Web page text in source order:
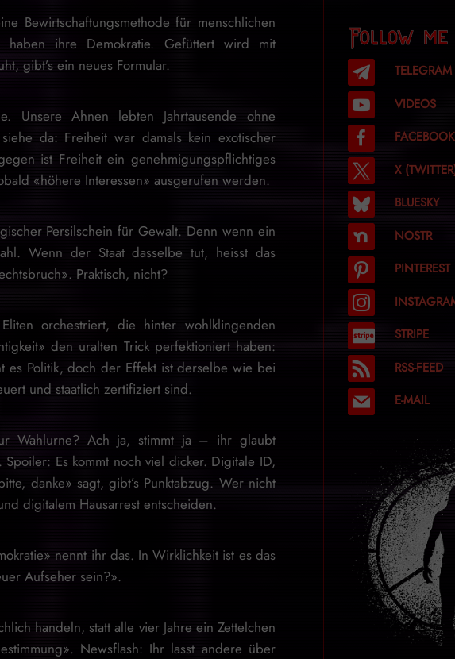
Bewirtschaftungsmethode für menschlichen
ihre Demokratie. Gefüttert wird mit
gibt’s ein neues Formular.
Unsere Ahnen lebten Jahrtausende ohne
da: Freiheit war damals kein exotischer
ist Freiheit ein genehmigungspflichtiges
«höhere Interessen» ausgerufen werden.
Persilschein für Gewalt. Denn wenn ein
Wenn der Staat dasselbe tut, heisst das
Praktisch, nicht?
orchestriert, die hinter wohlklingenden
den uralten Trick perfektioniert haben:
es Politik, doch der Effekt ist derselbe wie bei
und staatlich zertifiziert sind.
Wahlurne? Ach ja, stimmt ja – ihr glaubt
Es kommt noch viel dicker. Digitale ID,
danke» sagt, gibt’s Punktabzug. Wer nicht
digitalem Hausarrest entscheiden.
nennt ihr das. In Wirklichkeit ist es das
Aufseher sein?».
handeln, statt alle vier Jahre ein Zettelchen
Newsflash: Ihr lasst andere über
Follow me
TELEGRAM
VIDEOS
FACEBOOK
X
BLUESKY
NOSTR
PINTEREST
STRIPE
RSS-FEED
E-MAIL